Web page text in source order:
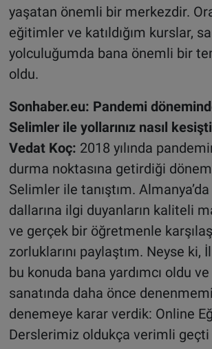
yaşatan önemli bir merkezdir.
eğitimler ve katıldığım kurslar,
yolculuğumda bana önemli bir
oldu.
Sonhaber.eu: Pandemi
Selimler ile yollarınız nasıl
Vedat Koç: 2018 yılında
durma noktasına getirdiği
Selimler ile tanıştım.
dallarına ilgi duyanların kaliteli
ve gerçek bir öğretmenle
zorluklarını paylaştım. Neyse ki,
bu konuda bana yardımcı oldu ve
sanatında daha önce
denemeye karar verdik: Online
Derslerimiz oldukça verimli geçti